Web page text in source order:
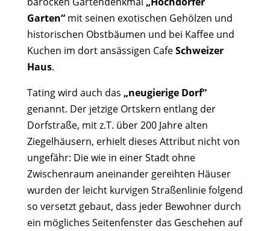
Garten“mit seinen exotischen Gehölzen und
historischen Obstbäumen und bei Kaffee und
Kuchen im dort ansässigen CafeSchweizer
Haus.
Tating wird auch das „neugierige Dorf“
genannt. Der jetzige Ortskern entlang der
Dorfstraße, mit z.T. über 200 Jahre alten
Ziegelhäusern, erhielt dieses Attribut nicht von
ungefähr: Die wie in einer Stadt ohne
Zwischenraum aneinander gereihten Häuser
wurden der leicht kurvigen Straßenlinie folgend
so versetzt gebaut, dass jeder Bewohner durch
ein mögliches Seitenfenster das Geschehen auf